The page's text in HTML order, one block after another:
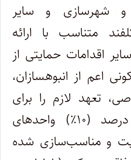
و شهرسازی و سایر
متناسب با ارائه
اقدامات حمایتی از
اعم از انبوه‏سازان،
تعهد لازم را برای
اختصاص حداقل ده درصد (۱۰٪) واحدهای
و مناسب‌‏سازی شده